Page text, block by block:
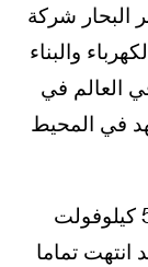
البحار شركة
والبناء
العالم في
في المحيط
بعد الانتهاء من المشروع ، تاريخ لا 500 كيلوفولت
تماما